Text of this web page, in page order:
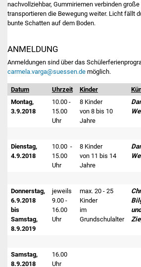
nachvollziehbar, Gummiriemen verbinden
transportieren die Bewegung weiter. Licht fällt
bunte Schatten auf dem Boden.
ANMELDUNG
Anmeldungen sind über das
carmela.varga@suessen.demöglich.
Datum Uhrzeit Kinder
Montag,
3.9.2018
10.00 -
15.00
Uhr
8 Kinder
von 8 bis 10
Jahre
Dienstag,
4.9.2018
10.00 -
15.00
Uhr
8 Kinder
von 11 bis 14
Jahre
Donnerstag,
6.9.2018
bis
Samstag,
8.9.2019
jeweils
9.00 -
16.00
Uhr
max. 20 - 25
Kinder
im
Grundschulalter
Samstag,
8.9.2018
16.00
Uhr